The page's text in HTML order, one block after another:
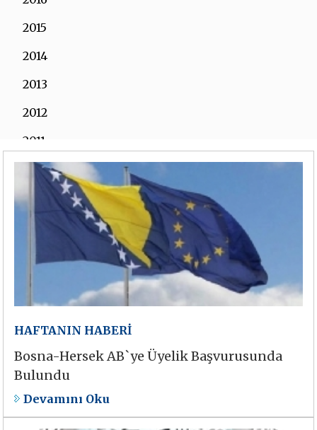
2015
2014
2013
2012
2011
2010
2009
HAFTANIN HABERİ
Bosna-Hersek AB`ye Üyelik Başvurusunda
Bulundu
Devamını Oku